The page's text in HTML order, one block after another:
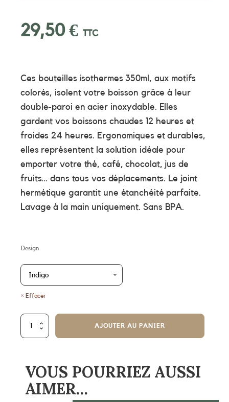
29,50€ TTC
Ces bouteilles isothermes 350ml, aux motifs
colorés, isolent votre boisson grâce à leur
double-paroi en acier inoxydable. Elles
gardent vos boissons chaudes 12 heures et
froides 24 heures. Ergonomiques et durables,
elles représentent la solution idéale pour
emporter votre thé, café, chocolat, jus de
fruits... dans tous vos déplacements. Le joint
hermétique garantit une étanchéité parfaite.
Lavage à la main uniquement. Sans BPA.
Design
Effacer
quantité
AJOUTER AU PANIER
VOUS POURRIEZ AUSSI
AIMER…